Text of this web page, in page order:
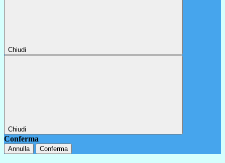
Chiudi
Chiudi
Conferma
Annulla Conferma